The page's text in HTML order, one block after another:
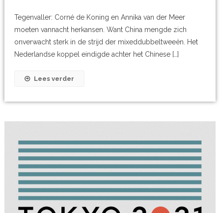
Tegenvaller: Corné de Koning en Annika van der Meer
moeten vannacht herkansen. Want China mengde zich
onverwacht sterk in de strijd der mixeddubbeltweeën. Het
Nederlandse koppel eindigde achter het Chinese […]
Lees verder